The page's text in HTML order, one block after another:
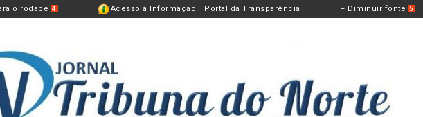
o rodapé 4 Acesso à Informação Portal da Transparência − Diminuir fonte 5